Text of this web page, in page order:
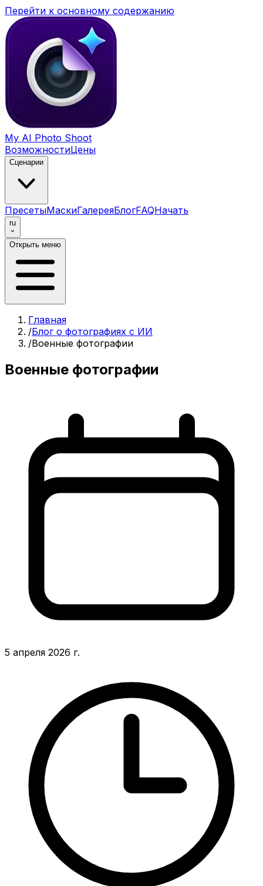
Перейти к основному содержанию
My AI Photo Shoot
ВозможностиЦены
Сценарии
ПресетыМаскиГалереяБлогFAQНачать
ru
Открыть меню
Главная
/Блог о фотографиях с ИИ
/Военные фотографии
Военные фотографии
5 апреля 2026 г.